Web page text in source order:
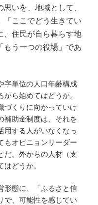
いを、地域として、
「ここでどう生きてい
、住民が自ら暮らす地
もう一つの役場」であ
字単位の人口年齢構成
ら始めてはどうか。
づくりに向かっていけ
補助金制度は、それを
用する人がいなくなっ
もオピニョンリーダー
だ。外からの人材（支
どうか。
形態に、「ふるさと信
で、可能性を感じてい